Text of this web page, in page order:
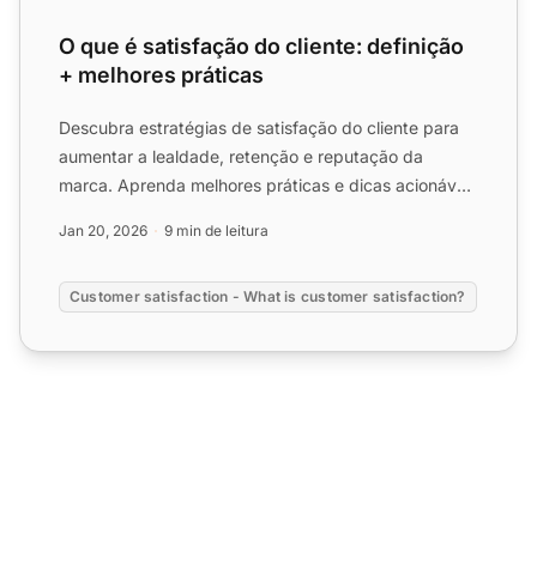
O que é satisfação do cliente: definição
+ melhores práticas
Descubra estratégias de satisfação do cliente para
aumentar a lealdade, retenção e reputação da
marca. Aprenda melhores práticas e dicas acionáveis
Jan 20, 2026 9 min de leitura
Customer satisfaction - What is customer satisfaction?